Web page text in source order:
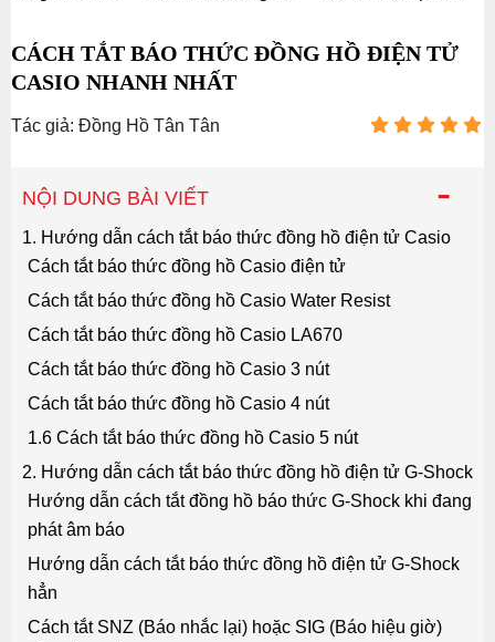
CÁCH TẮT BÁO THỨC ĐỒNG HỒ ĐIỆN TỬ
CASIO NHANH NHẤT
Tác giả: Đồng Hồ Tân Tân
-
NỘI DUNG BÀI VIẾT
1. Hướng dẫn cách tắt báo thức đồng hồ điện tử Casio
Cách tắt báo thức đồng hồ Casio điện tử
Cách tắt báo thức đồng hồ Casio Water Resist
Cách tắt báo thức đồng hồ Casio LA670
Cách tắt báo thức đồng hồ Casio 3 nút
Cách tắt báo thức đồng hồ Casio 4 nút
1.6 Cách tắt báo thức đồng hồ Casio 5 nút
2. Hướng dẫn cách tắt báo thức đồng hồ điện tử G-Shock
Hướng dẫn cách tắt đồng hồ báo thức G-Shock khi đang
phát âm báo
Hướng dẫn cách tắt báo thức đồng hồ điện tử G-Shock
hẳn
Cách tắt SNZ (Báo nhắc lại) hoặc SIG (Báo hiệu giờ)